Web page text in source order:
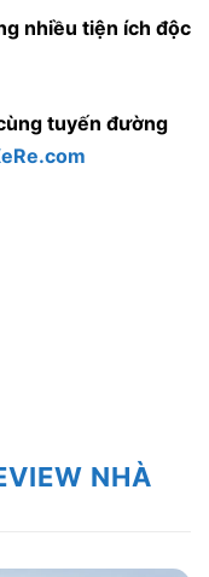
nhiều tiện ích độc
tuyến đường
NHÀ